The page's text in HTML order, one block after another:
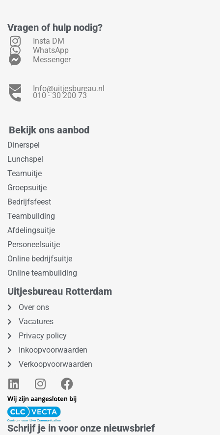
Vragen of hulp nodig?
Insta DM
WhatsApp
Messenger
Info@uitjesbureau.nl
010 - 30 200 73
Bekijk ons aanbod
Dinerspel
Lunchspel
Teamuitje
Groepsuitje
Bedrijfsfeest
Teambuilding
Afdelingsuitje
Personeelsuitje
Online bedrijfsuitje
Online teambuilding
Uitjesbureau Rotterdam
Over ons
Vacatures
Privacy policy
Inkoopvoorwaarden
Verkoopvoorwaarden
L
i
n
k
e
I
n
s
t
a
F
a
c
b
Schrijf je in voor onze nieuwsbrief